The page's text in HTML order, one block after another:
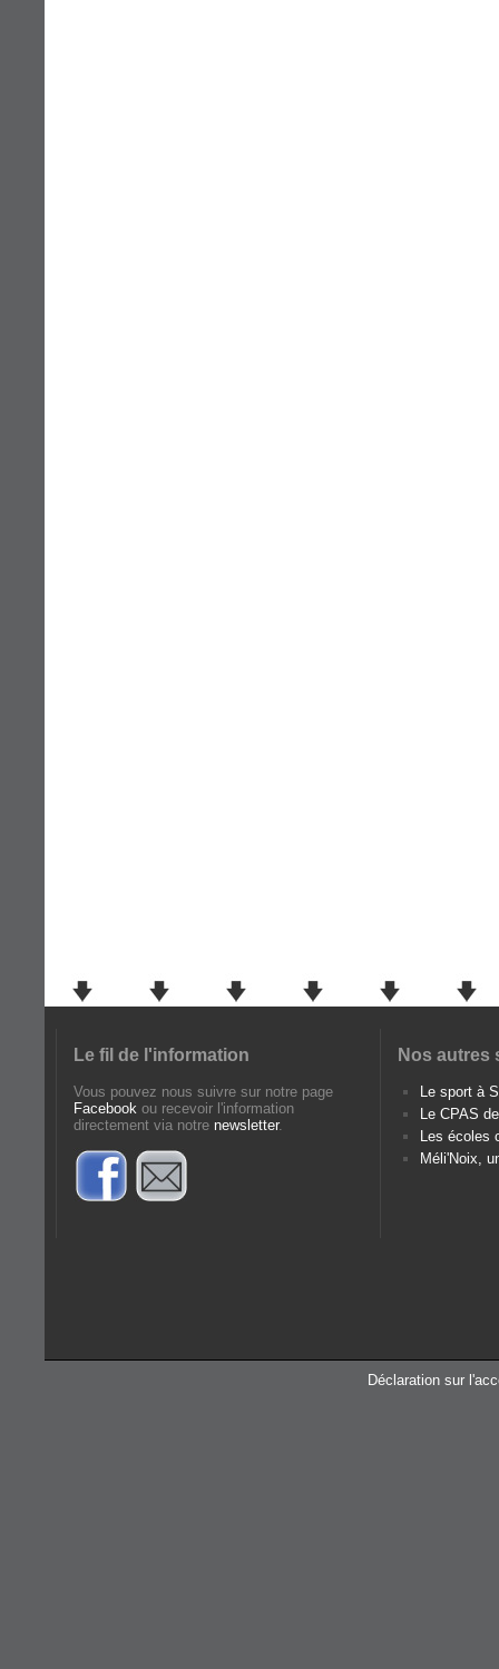
Le fil de l'information
Vous pouvez nous suivre sur notre page
Facebook ou recevoir l'information
directement via notre newsletter.
Nos autres
Le sport à
Le CPAS
Les écoles
Méli'Noix,
Déclaration sur